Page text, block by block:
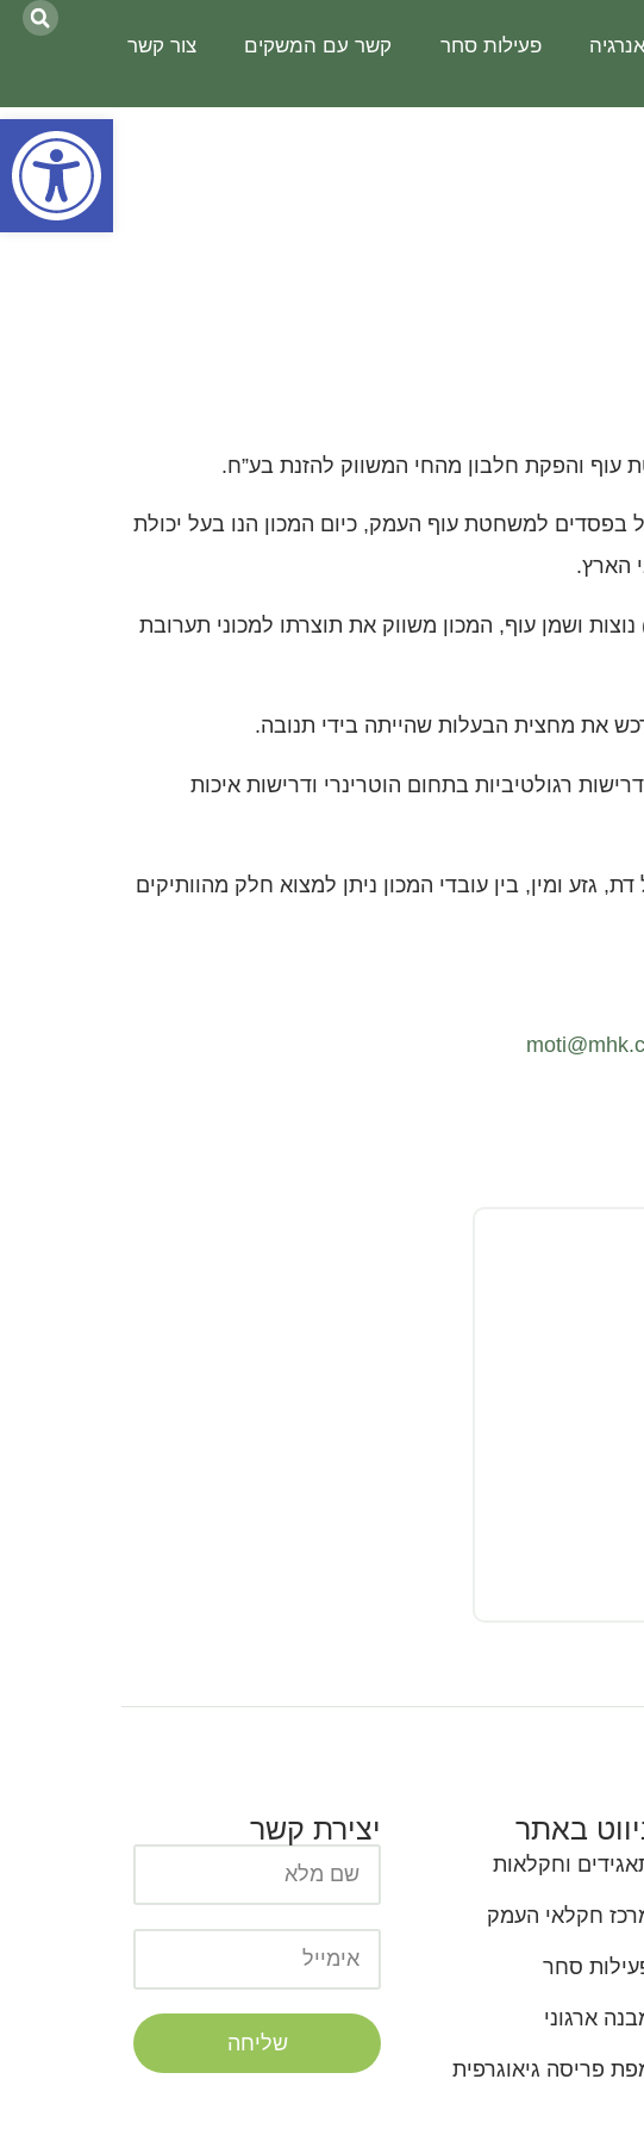
פעילות סחר קשר עם המשקים צור קשר
והפקת חלבון מהחי המשווק להזנת בע”ח.
שרות טיפול בפסדים למשחטת עוף העמק, כיום המכון הנו בעל יכולת
הארץ.
ושמן עוף, המכון משווק את תוצרתו למכוני תערובת
את מחצית הבעלות שהייתה בידי תנובה.
רגולטיביות בתחום הוטרינרי ודרישות איכות
30 אישה ואיש, בלי הבדל דת, גזע ומין, בין עובדי המכון ניתן למצוא חלק מהוותיקים
באתר
וחקלאות
חקלאי העמק
סחר
ארגוני
פריסה גיאוגרפית
יצירת קשר
שליחה
פתח סרגל נגישות